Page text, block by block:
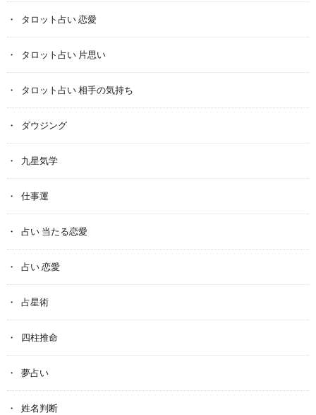
タロット占い 恋愛
タロット占い 片思い
タロット占い 相手の気持ち
ダウジング
九星気学
仕事運
占い 当たる恋愛
占い 恋愛
占星術
四柱推命
夢占い
姓名判断